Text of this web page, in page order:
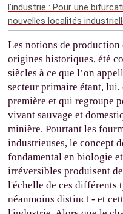
l’industrie : Pour une
nouvelles localités
Les notions de
origines historiques, été
siècles à ce que l’on
secteur primaire étant,
première et qui regroupe
vivant sauvage et
minière. Pourtant les
industrieuses, le concept
fondamental en biologie
irréversibles produisent
l'échelle de ces différents
néanmoins distinct - et